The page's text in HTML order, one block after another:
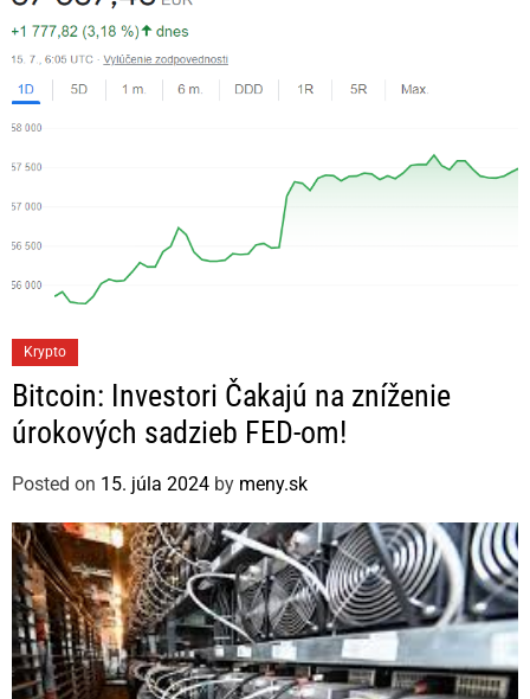
e
a
t
e
o
r
i
e
s
Krypto
Bitcoin: Investori Čakajú na zníženie
úrokových sadzieb FED-om!
Posted on 15. júla 2024 by meny.sk